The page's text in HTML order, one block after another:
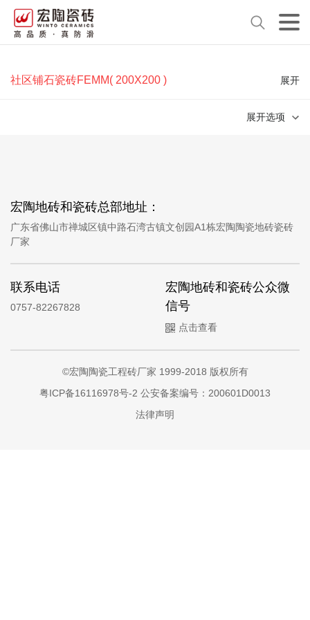
社区铺石瓷砖FEMM( 200X200 ) 展开
展开选项
宏陶地砖和瓷砖总部地址：
广东省佛山市禅城区镇中路石湾古镇文创园A1栋宏陶陶瓷地砖瓷砖
厂家
联系电话
0757-82267828
宏陶地砖和瓷砖公众微
信号
点击查看
©宏陶陶瓷工程砖厂家 1999-2018 版权所有
粤ICP备16116978号-2 公安备案编号：200601D0013
法律声明